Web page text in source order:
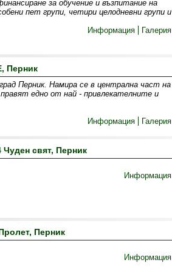
за обучение и възпитание на
пет групи, четири целодневни групи и
Информация
Галерия
Перник
Перник. Намира се в централна част на
едно от най - привлекателните и
Информация
Галерия
свят, Перник
Информация
Перник
Информация